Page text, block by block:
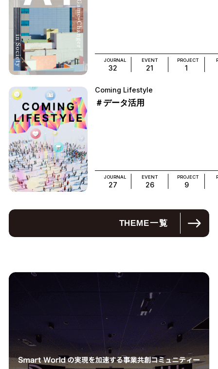
JOURNAL
32
EVENT
21
PROJECT
1
Coming Lifestyle
＃データ活用
JOURNAL
27
EVENT
26
PROJECT
9
THEME一覧